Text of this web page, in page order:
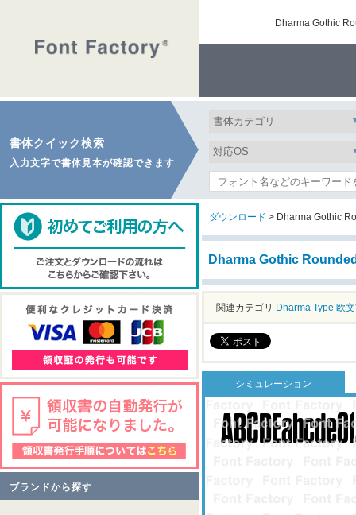
Dharma Gothic
書体クイック検索
入力文字で書体見本が確認できます
ブランドから探す
ダウンロード > Dharma Gothic
Dharma Gothic
関連カテゴリ Dharma Type 欧
シミュレーション